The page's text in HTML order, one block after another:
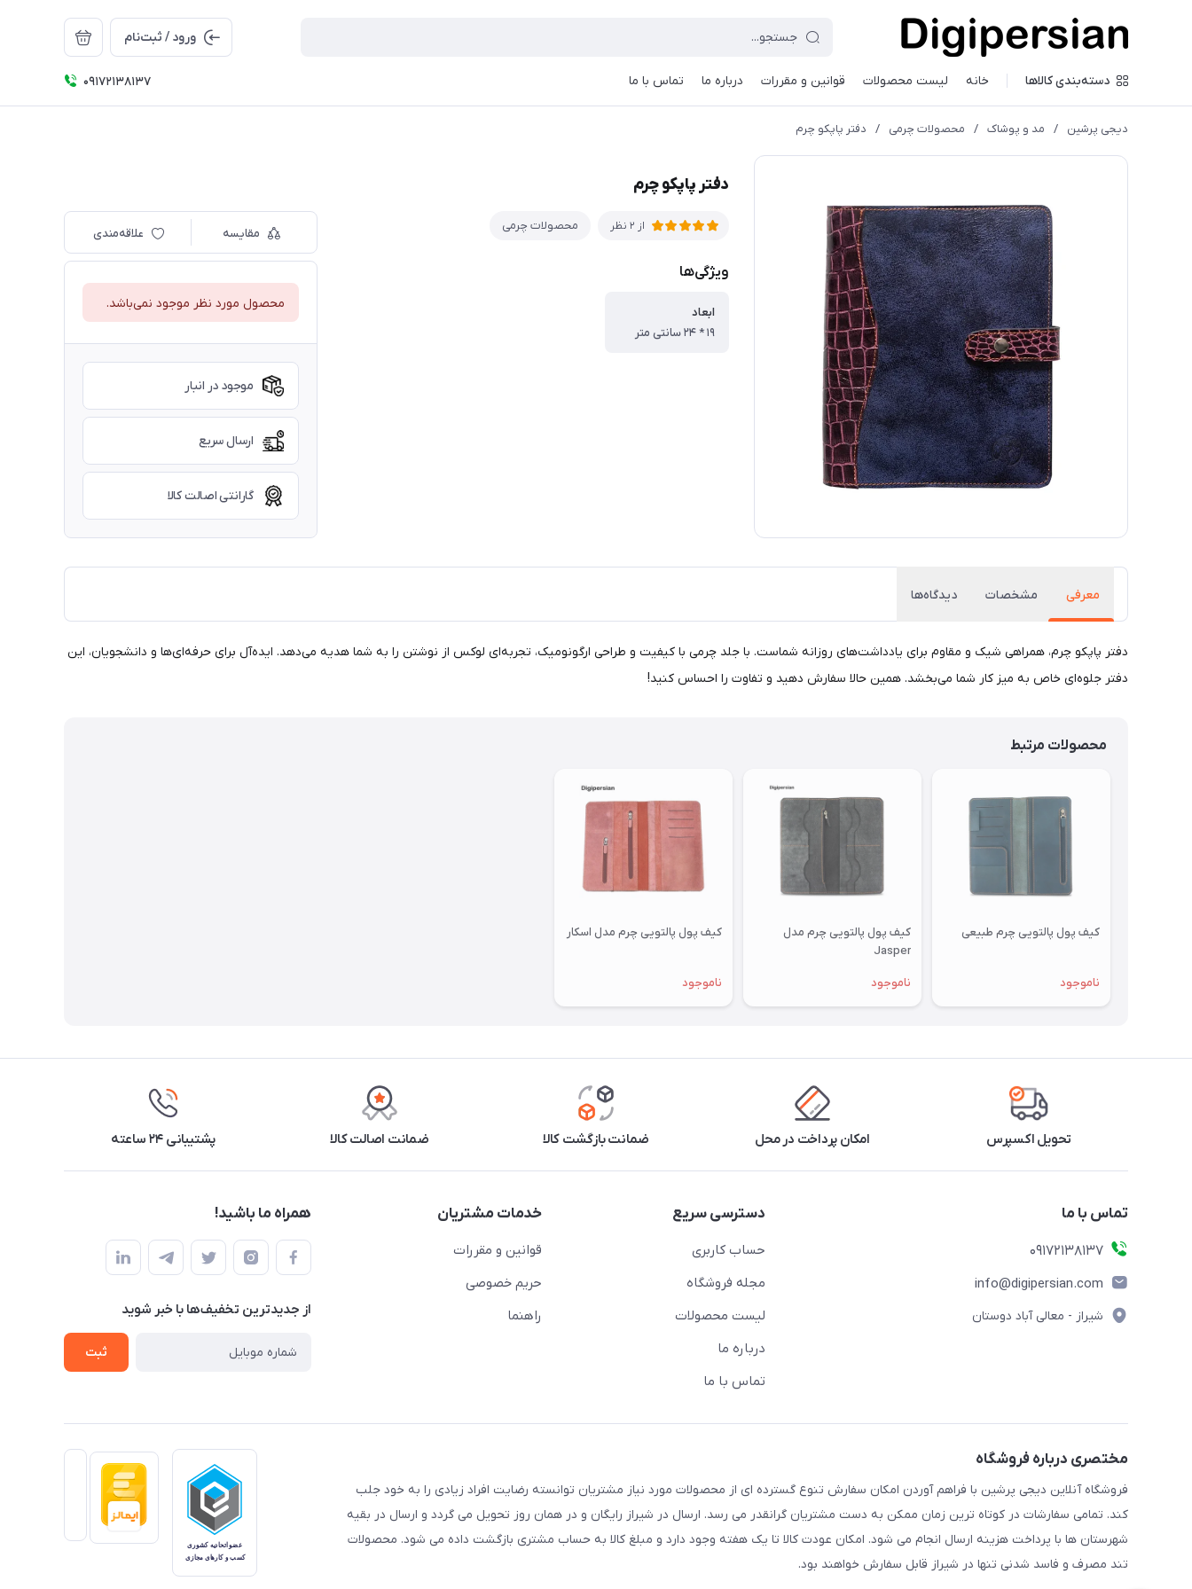
ورود / ثبت‌نام
دسته‌بندی کالاها خانه لیست محصولات قوانین و مقررات درباره ما تماس با ما 09172138137
دیجی پرشین / مد و پوشاک / محصولات چرمی / دفتر پاپکو چرم
دفتر پاپکو چرم
از 2 نظر محصولات چرمی
ویژگی‌ها
ابعاد
۱۹ * ۲۴ سانتی متر
مقایسه علاقه‌مندی
محصول مورد نظر موجود نمی‌باشد.
موجود در انبار
ارسال سریع
گارانتی اصالت کالا
معرفی مشخصات دیدگاه‌ها
دفتر پاپکو چرم، همراهی شیک و مقاوم برای یادداشت‌های روزانه شماست. با جلد چرمی با کیفیت و طراحی ارگونومیک، تجربه‌ای لوکس از نوشتن را به شما هدیه می‌دهد. ایده‌آل برای حرفه‌ای‌ها و دانشجویان، این
دفتر جلوه‌ای خاص به میز کار شما می‌بخشد. همین حالا سفارش دهید و تفاوت را احساس کنید!
محصولات مرتبط
کیف پول پالتویی چرم طبیعی
ناموجود
کیف پول پالتویی چرم مدل
Jasper
ناموجود
کیف پول پالتویی چرم مدل اسکار
ناموجود
تحویل اکسپرس امکان پرداخت در محل ضمانت بازگشت کالا ضمانت اصالت کالا پشتیبانی ۲۴ ساعته
تماس با ما
09172138137
info@digipersian.com
شیراز - معالی آباد دوستان
دسترسی سریع
حساب کاربری
مجله فروشگاه
لیست محصولات
درباره ما
تماس با ما
خدمات مشتریان
قوانین و مقررات
حریم خصوصی
راهنما
همراه ما باشید!
از جدید‌ترین تخفیف‌ها با‌ خبر شوید
ثبت
مختصری درباره فروشگاه
فروشگاه آنلاین دیجی پرشین با فراهم آوردن امکان سفارش تنوع گسترده ای از محصولات مورد نیاز مشتریان توانسته رضایت افراد زیادی را به خود جلب
کند. تمامی سفارشات در کوتاه ترین زمان ممکن به دست مشتریان گرانقدر می رسد. ارسال در شیراز رایگان و در همان روز تحویل می گردد و ارسال در بقیه
شهرستان ها با پرداخت هزینه ارسال انجام می شود. امکان عودت کالا تا یک هفته وجود دارد و مبلغ کالا به حساب مشتری بازگشت داده می شود. محصولات
تند مصرف و فاسد شدنی تنها در شیراز قابل سفارش خواهند بود.